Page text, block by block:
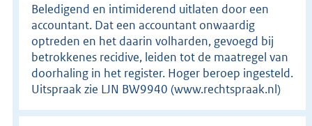
Beledigend en intimiderend uitlaten door een
accountant. Dat een accountant onwaardig
optreden en het daarin volharden, gevoegd bij
betrokkenes recidive, leiden tot de maatregel van
doorhaling in het register. Hoger beroep ingesteld.
Uitspraak zie LJN BW9940 (www.rechtspraak.nl)